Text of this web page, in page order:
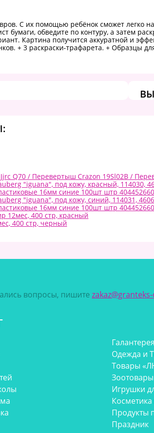
С их помощью ребёнок сможет
бумаги, обведите по контуру, а затем
Картина получится аккуратной и
+ 3 раскраски-трафарета. + Образцы
Q70 / Перевертыш Crazon 19Sl02B /
"iguana", под кожу, красный, 114030,
16мм синие 100шт штр
"iguana", под кожу, синий, 114031,
16мм синие 100шт штр
12мес, 400 стр, красный
400 стр, черный
вопросы, пишите
Галантерея
Одежда и
Товары
Зоотовары
Игрушки
Продукты
Праздник